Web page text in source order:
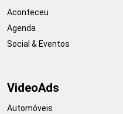
Aconteceu
Agenda
Social & Eventos
VideoAds
Automóveis